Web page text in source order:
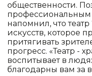
общественности.
напомнил, что
искусств, которое
притягивать
прогресс. «Театр -
воспитывает в
благодарны вам за